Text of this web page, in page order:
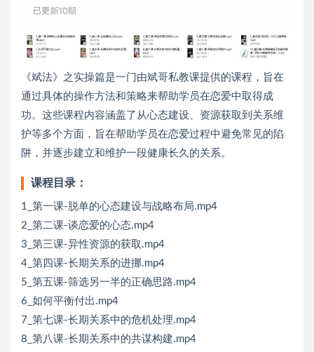
《斌法》之实操篇是一门由斌哥私教课提供的课程，旨在
通过具体的操作方法和策略来帮助学员在恋爱中取得成
功。这些课程内容涵盖了从心态建设、资源获取到关系维
护等多个方面，旨在帮助学员在恋爱过程中避免常见的陷
阱，并逐步建立和维护一段健康长久的关系。
课程目录：
1_第一课-脱单的心态建设与战略布局.mp4
2_第二课-谈恋爱的心态.mp4
3_第三课-异性资源的获取.mp4
4_第四课-长期关系的进挪.mp4
5_第五课-筛选另一半的正确思路.mp4
6_如何平衡付出.mp4
7_第七课-长期关系中的危机处理.mp4
8_第八课-长期关系中的共谋构建.mp4